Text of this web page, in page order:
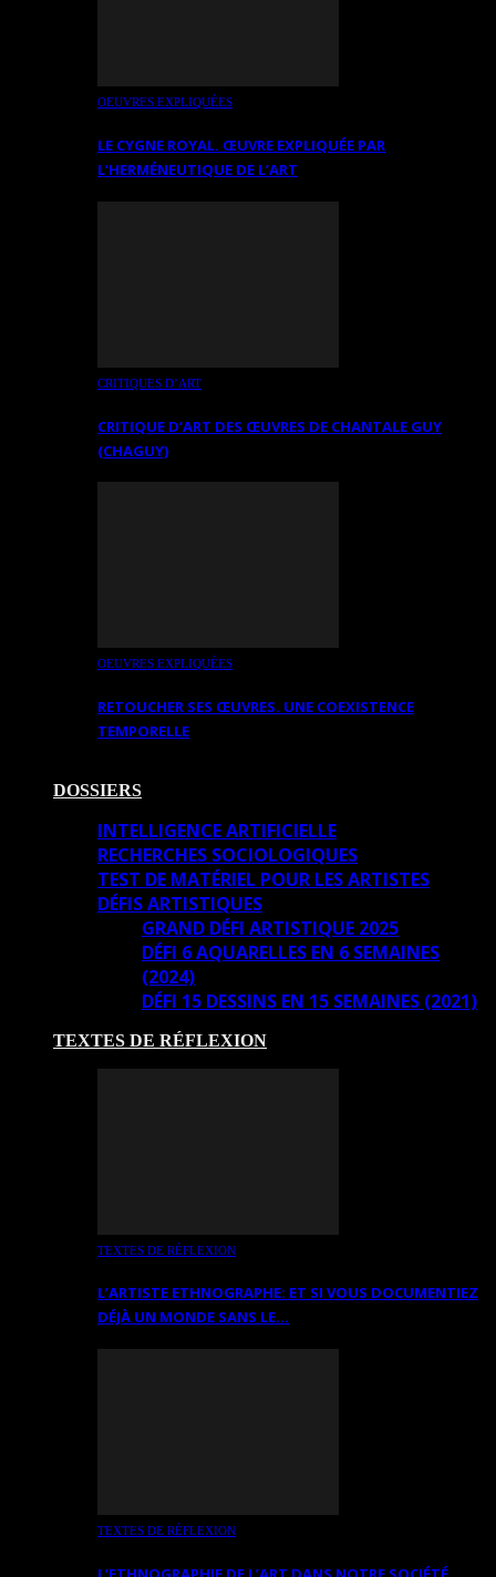
OEUVRES EXPLIQUÉES
LE CYGNE ROYAL. ŒUVRE EXPLIQUÉE PAR
L’HERMÉNEUTIQUE DE L’ART
CRITIQUES D’ART
CRITIQUE D’ART DES ŒUVRES DE CHANTALE GUY
(CHAGUY)
OEUVRES EXPLIQUÉES
RETOUCHER SES ŒUVRES. UNE COEXISTENCE
TEMPORELLE
DOSSIERS
INTELLIGENCE ARTIFICIELLE
RECHERCHES SOCIOLOGIQUES
TEST DE MATÉRIEL POUR LES ARTISTES
DÉFIS ARTISTIQUES
GRAND DÉFI ARTISTIQUE 2025
DÉFI 6 AQUARELLES EN 6 SEMAINES
(2024)
DÉFI 15 DESSINS EN 15 SEMAINES (2021)
TEXTES DE RÉFLEXION
TEXTES DE RÉFLEXION
L’ARTISTE ETHNOGRAPHE: ET SI VOUS DOCUMENTIEZ
DÉJÀ UN MONDE SANS LE…
TEXTES DE RÉFLEXION